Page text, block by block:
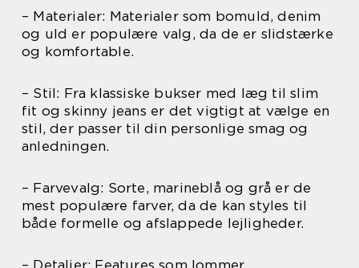
– Materialer: Materialer som bomuld, denim
og uld er populære valg, da de er slidstærke
og komfortable.
– Stil: Fra klassiske bukser med læg til slim
fit og skinny jeans er det vigtigt at vælge en
stil, der passer til din personlige smag og
anledningen.
– Farvevalg: Sorte, marineblå og grå er de
mest populære farver, da de kan styles til
både formelle og afslappede lejligheder.
– Detaljer: Features som lommer,